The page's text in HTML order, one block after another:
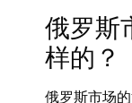
俄罗斯
样的？
俄罗斯市场